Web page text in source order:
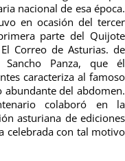
nacional de esa época.
en ocasión del tercer
parte del Quijote
Correo de Asturias. de
Panza, que él
caracteriza al famoso
abundante del abdomen.
colaboró en la
asturiana de ediciones
celebrada con tal motivo